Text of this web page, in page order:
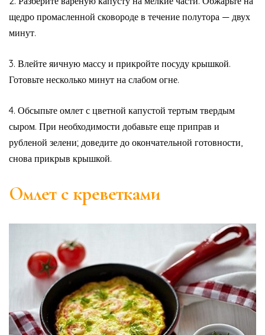
щедро промасленной сковороде в течение полутора — двух
минут.
3. Влейте яичную массу и прикройте посуду крышкой.
Готовьте несколько минут на слабом огне.
4. Обсыпьте омлет с цветной капустой тертым твердым
сыром. При необходимости добавьте еще приправ и
рубленой зелени; доведите до окончательной готовности,
снова прикрыв крышкой.
Омлет с креветками